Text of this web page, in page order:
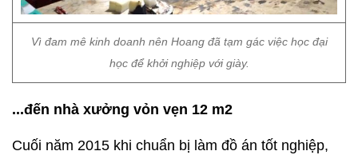
Vì đam mê kinh doanh nên Hoang đã tạm gác việc học đại
học để khởi nghiệp với giày.
...đến nhà xưởng vỏn vẹn 12 m2
Cuối năm 2015 khi chuẩn bị làm đồ án tốt nghiệp,